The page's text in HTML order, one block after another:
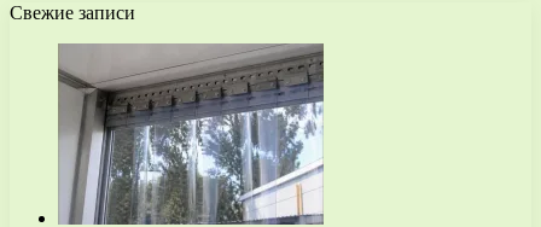
Свежие записи